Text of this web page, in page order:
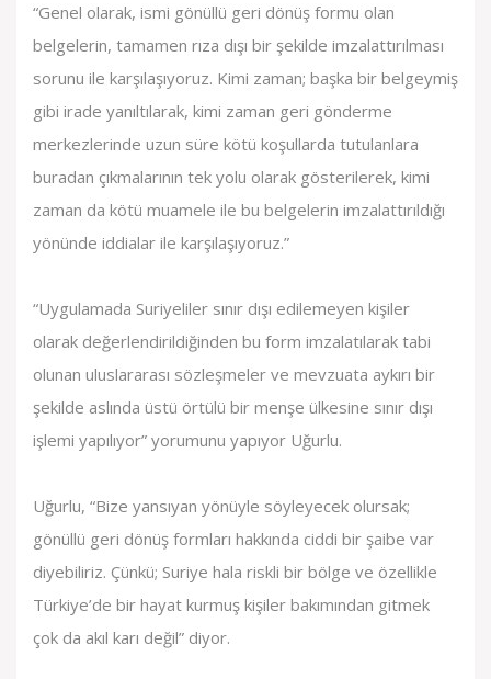
“Genel olarak, ismi gönüllü geri dönüş formu olan
belgelerin, tamamen rıza dışı bir şekilde imzalattırılması
sorunu ile karşılaşıyoruz. Kimi zaman; başka bir belgeymiş
gibi irade yanıltılarak, kimi zaman geri gönderme
merkezlerinde uzun süre kötü koşullarda tutulanlara
buradan çıkmalarının tek yolu olarak gösterilerek, kimi
zaman da kötü muamele ile bu belgelerin imzalattırıldığı
yönünde iddialar ile karşılaşıyoruz.”
“Uygulamada Suriyeliler sınır dışı edilemeyen kişiler
olarak değerlendirildiğinden bu form imzalatılarak tabi
olunan uluslararası sözleşmeler ve mevzuata aykırı bir
şekilde aslında üstü örtülü bir menşe ülkesine sınır dışı
işlemi yapılıyor” yorumunu yapıyor Uğurlu.
Uğurlu, “Bize yansıyan yönüyle söyleyecek olursak;
gönüllü geri dönüş formları hakkında ciddi bir şaibe var
diyebiliriz. Çünkü; Suriye hala riskli bir bölge ve özellikle
Türkiye’de bir hayat kurmuş kişiler bakımından gitmek
çok da akıl karı değil” diyor.